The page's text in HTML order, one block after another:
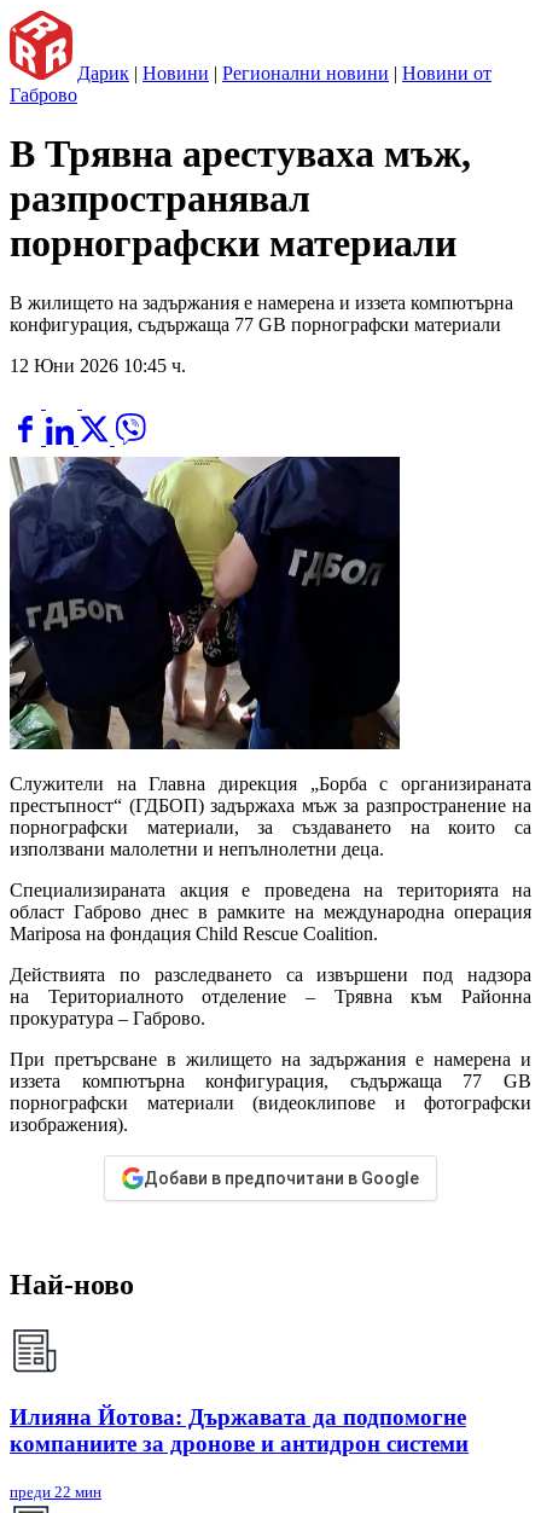
Дарик | Новини | Регионални новини | Новини от
Габрово
В Трявна арестуваха мъж,
разпространявал
порнографски материали
В жилището на задържания е намерена и иззета компютърна
конфигурация, съдържаща 77 GB порнографски материали
12 Юни 2026 10:45 ч.
Служители на Главна дирекция „Борба с организираната
престъпност“ (ГДБОП) задържаха мъж за разпространение на
порнографски материали, за създаването на които са
използвани малолетни и непълнолетни деца.
Специализираната акция е проведена на територията на
област Габрово днес в рамките на международна операция
Mariposa на фондация Child Rescue Coalition.
Действията по разследването са извършени под надзора
на Териториалното отделение – Трявна към Районна
прокуратура – Габрово.
При претърсване в жилището на задържания е намерена и
иззета компютърна конфигурация, съдържаща 77 GB
порнографски материали (видеоклипове и фотографски
изображения).
Добави в предпочитани в Google
Най-ново
Илияна Йотова: Държавата да подпомогне
компаниите за дронове и антидрон системи
преди 22 мин